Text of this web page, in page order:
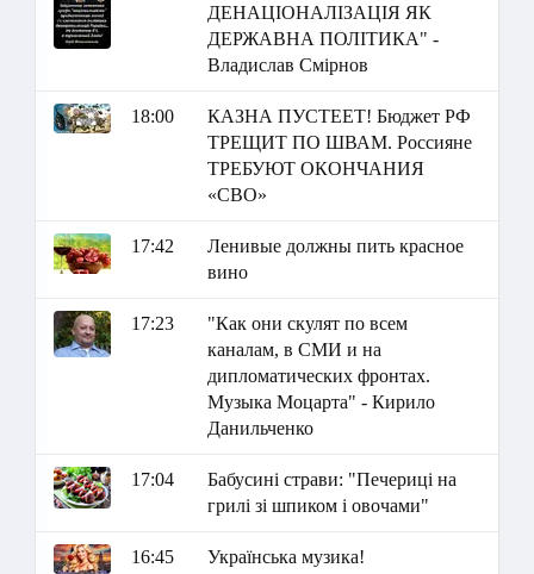
ДЕНАЦІОНАЛІЗАЦІЯ ЯК
ДЕРЖАВНА ПОЛІТИКА" -
Владислав Смірнов
18:00
КАЗНА ПУСТЕЕТ! Бюджет РФ
ТРЕЩИТ ПО ШВАМ. Россияне
ТРЕБУЮТ ОКОНЧАНИЯ
«СВО»
17:42
Ленивые должны пить красное
вино
17:23
"Как они скулят по всем
каналам, в СМИ и на
дипломатических фронтах.
Музыка Моцарта" - Кирило
Данильченко
17:04
Бабусині страви: "Печериці на
грилі зі шпиком і овочами"
16:45 Українська музика!